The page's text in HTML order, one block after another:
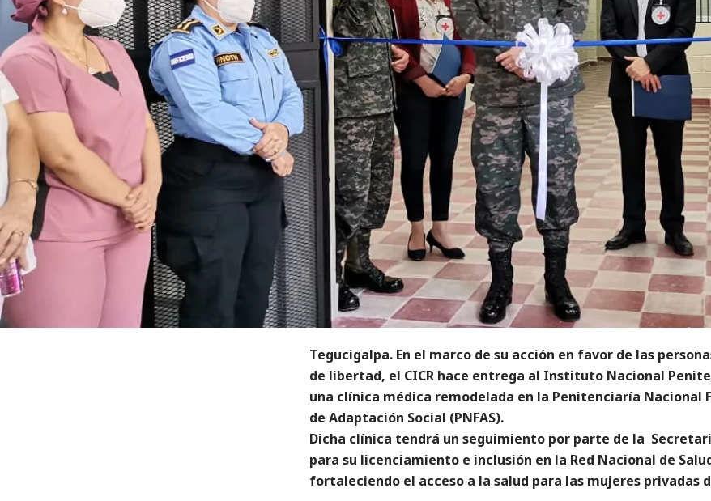
Tegucigalpa. En el marco de su acción en favor de las
de libertad, el CICR hace entrega al Instituto Nacional
una clínica médica remodelada en la Penitenciaría Nacional
de Adaptación Social (PNFAS).
Dicha clínica tendrá un seguimiento por parte de la
para su licenciamiento e inclusión en la Red Nacional de
fortaleciendo el acceso a la salud para las mujeres privadas